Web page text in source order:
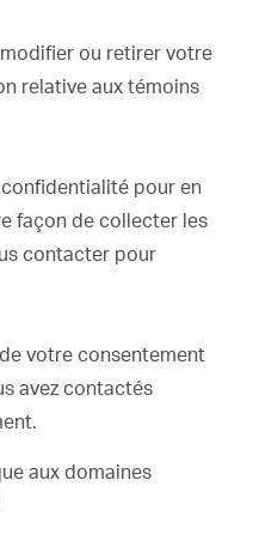
ou retirer votre
relative aux témoins
pour en
façon de collecter les
contacter pour
votre consentement
avez contactés
aux domaines